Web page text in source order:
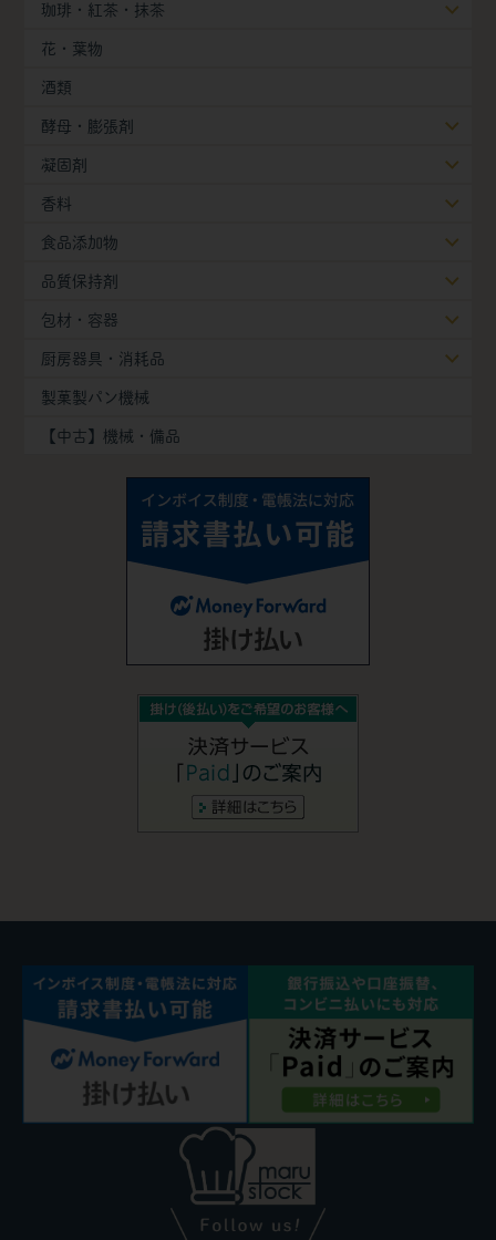
珈琲・紅茶・抹茶
花・葉物
酒類
酵母・膨張剤
凝固剤
香料
食品添加物
品質保持剤
包材・容器
厨房器具・消耗品
製菓製パン機械
【中古】機械・備品